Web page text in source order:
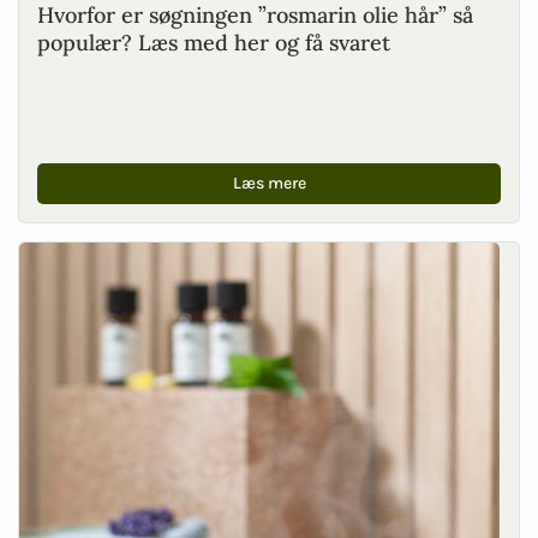
Hvorfor er søgningen ”rosmarin olie hår” så
populær? Læs med her og få svaret
Læs mere